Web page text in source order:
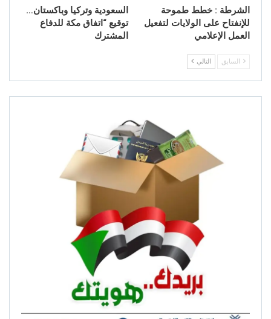
الشرطة : خطط طموحة
للإنفتاح على الولايات لتفعيل
العمل الإعلامي
السعودية وتركيا وباكستان…
توقيع “اتفاق مكة للدفاع
المشترك
السابق التالي